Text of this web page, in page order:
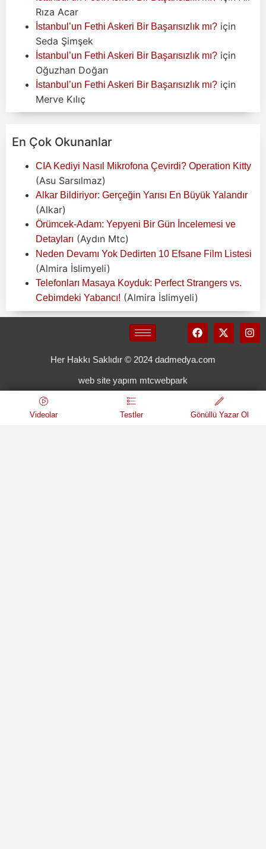
Rıza Acar
İstanbul’un Fethi Askeri Bir Başarısızlık mı? için
Seda Şimşek
İstanbul’un Fethi Askeri Bir Başarısızlık mı? için
Oğuzhan Doğan
İstanbul’un Fethi Askeri Bir Başarısızlık mı? için
Merve Kılıç
En Çok Okunanlar
CIA Kediyi Nasıl Mikrofona Çevirdi? Operation Kitty
(Asu Sarsılmaz)
Alkar Bildiriyor: Gerçeğin Yarısı En Büyük Yalandır
(Alkar)
Örümcek-Adam: Yepyeni Bir Gün İncelemesi ve
Detayları (Aydın Mtc)
Neden Devamı Yok Dedirten 10 Efsane Film Listesi
(Almira İslimyeli)
Telefonları Masaya Koyduk: Perfect Strangers vs.
Cebimdeki Yabancı! (Almira İslimyeli)
Her Hakkı Saklıdır © 2024 dadmedya.com
web site yapım mtcwebpark
Videolar Testler Gönüllü Yazar Ol